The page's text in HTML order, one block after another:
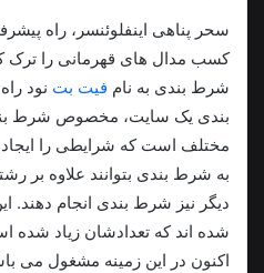
سحر پناهی اینفلوئنسر، راه
کسب مدال های قهرمانی را ترک
شرط بندی به نام فیت بت نود
بندی یک سایت، مخصوص شرط
مختلف است که شرایطی را
به شرط بندی بتوانند علاوه بر
دیگر نیز شرط بندی انجام دهند.
شده اند که تعدادشان زیاد شده
اکنون در این زمینه مشغول می